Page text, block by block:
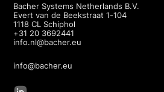
Bacher Systems Netherlands B.V.
Evert van de Beekstraat 1-104
1118 CL Schiphol
+31 20 3692441
info.nl@bacher.eu
info@bacher.eu